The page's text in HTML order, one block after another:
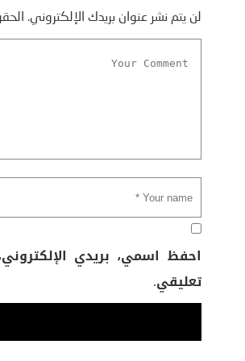
لن يتم نشر عنوان بريدك الإلكتروني.
احفظ اسمي، بريدي
تعليقي.